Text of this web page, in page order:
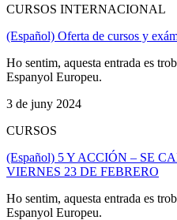
CURSOS INTERNACIONAL
(Español) Oferta de cursos y
Ho sentim, aquesta entrada es
Espanyol Europeu.
3 de juny 2024
CURSOS
(Español) 5 Y ACCIÓN – SE
VIERNES 23 DE FEBRERO
Ho sentim, aquesta entrada es
Espanyol Europeu.